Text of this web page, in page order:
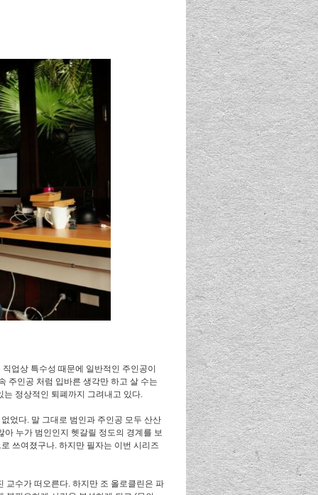
업상 특수성 때문에 일반적인 주인공이
주인공 처럼 입바른 생각만 하고 살 수는
정상적인 퇴폐까지 그려내고 있다.
었다. 말 그대로 범인과 주인공 모두 산산
누가 범인인지 헷갈릴 정도의 경계를 보
쓰여졌구나. 하지만 필자는 이번 시리즈
수가 떠오른다. 하지만 조 올로클린은 파